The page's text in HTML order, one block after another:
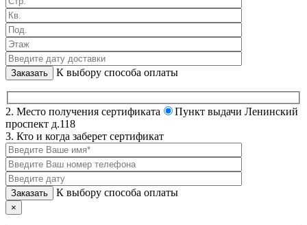
К выбору способа оплаты
2. Место получения сертификата
Пункт выдачи Ленинский
проспект д.118
3. Кто и когда заберет сертификат
К выбору способа оплаты
×